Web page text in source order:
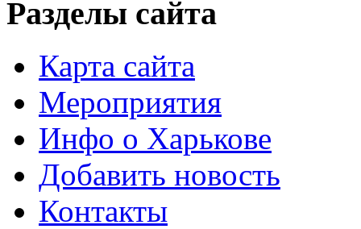
Разделы сайта
Карта сайта
Мероприятия
Инфо о Харькове
Добавить новость
Контакты